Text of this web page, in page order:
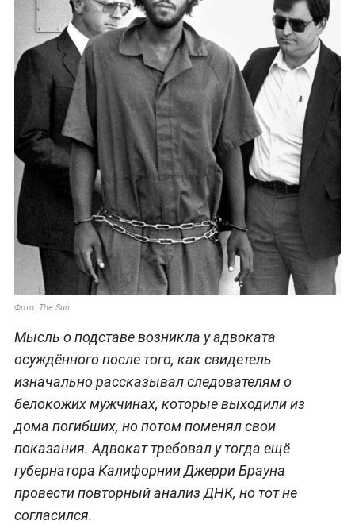
Фото: The Sun
Мысль о подставе возникла у адвоката
осуждённого после того, как свидетель
изначально рассказывал следователям о
белокожих мужчинах, которые выходили из
дома погибших, но потом поменял свои
показания. Адвокат требовал у тогда ещё
губернатора Калифорнии Джерри Брауна
провести повторный анализ ДНК, но тот не
согласился.